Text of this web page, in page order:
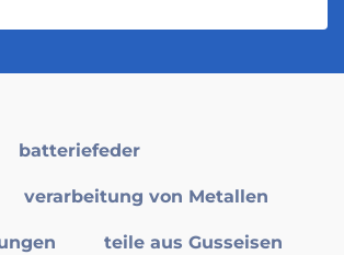
batteriefeder
verarbeitung von Metallen
teile aus Gusseisen